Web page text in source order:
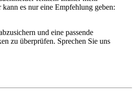
es nur eine Empfehlung geben:
und eine passende
zu überprüfen. Sprechen Sie uns